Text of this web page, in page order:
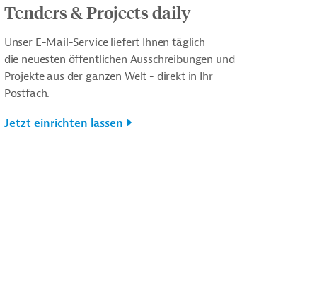
Tenders & Projects daily
Unser E-Mail-Service liefert Ihnen täglich
die neuesten öffentlichen Ausschreibungen und
Projekte aus der ganzen Welt - direkt in Ihr
Postfach.
Jetzt einrichten lassen